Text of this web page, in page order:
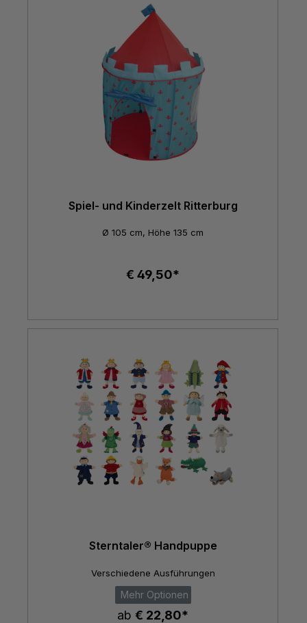
Spiel- und Kinderzelt Ritterburg
Ø 105 cm, Höhe 135 cm
€ 49,50*
Sterntaler® Handpuppe
Verschiedene Ausführungen
Mehr Optionen
ab € 22,80*